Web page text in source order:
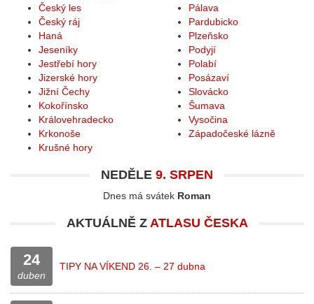
Český les
Český ráj
Haná
Jeseníky
Jestřebí hory
Jizerské hory
Jižní Čechy
Kokořínsko
Královehradecko
Krkonoše
Krušné hory
Pálava
Pardubicko
Plzeňsko
Podyjí
Polabí
Posázaví
Slovácko
Šumava
Vysočina
Západočeské lázně
NEDĚLE 9. SRPEN
Dnes má svátek Roman
AKTUÁLNĚ Z ATLASU ČESKA
24
duben
TIPY NA VÍKEND 26. – 27 dubna